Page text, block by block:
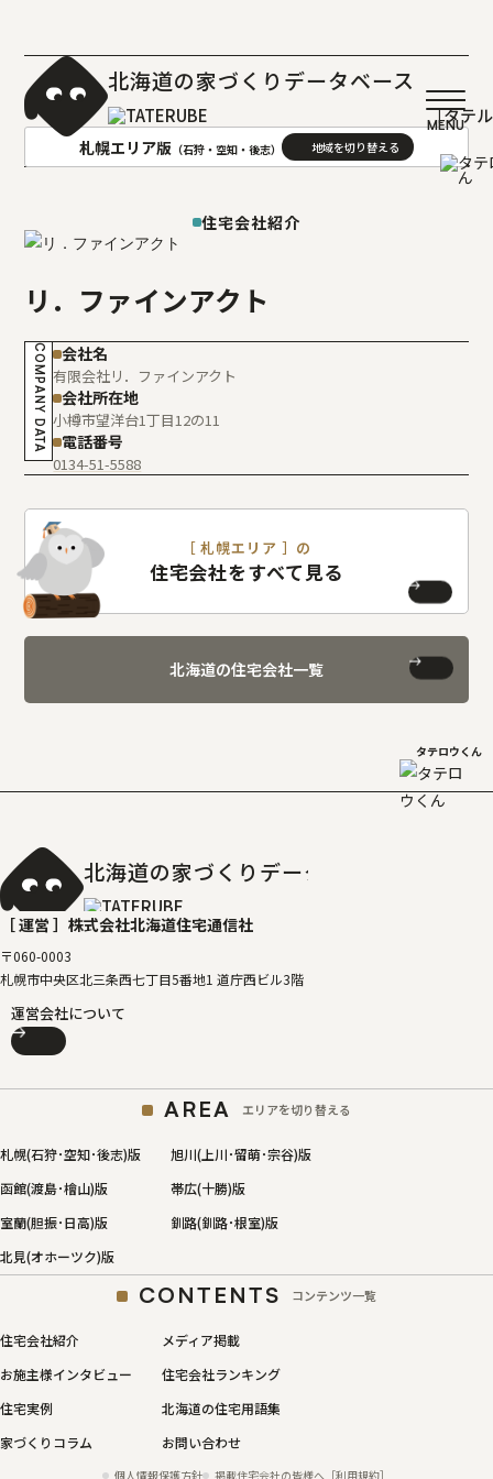
北海道の家づくりデータベース
［タテ
札幌エリア版 （石狩・空知・後志）
函館(渡島･檜山)版
帯広(十勝)版
室蘭(胆振･日高)版
釧路(釧路･根室)版
北見(オホーツク)版
住宅会社紹介
リ．ファインアクト
COMPANY DATA 会社名
有限会社リ．ファインアクト
会社所在地
小樽市望洋台1丁目12の11
電話番号
0134-51-5588
［ 札幌エリア ］の
住宅会社をすべて見る
北海道の住宅会社一覧
タテロウくん
北海道の家づくりデータベース
［ 運営 ］ 株式会社北海道住宅通信社
〒060-0003
札幌市中央区北三条西七丁目5番地1 道庁西ビル3階
運営会社について
AREA エリアを切り替える
札幌(石狩･空知･後志)版
旭川(上川･留萌･宗谷)版
函館(渡島･檜山)版
帯広(十勝)版
室蘭(胆振･日高)版
釧路(釧路･根室)版
北見(オホーツク)版
CONTENTS コンテンツ一覧
住宅会社紹介
メディア掲載
お施主様インタビュー
住宅会社ランキング
住宅実例
北海道の住宅用語集
家づくりコラム
お問い合わせ
個人情報保護方針 掲載住宅会社の皆様へ［利用規約］